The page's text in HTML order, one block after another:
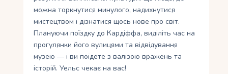
можна торкнутися минулого, надихнутися
мистецтвом і дізнатися щось нове про світ.
Плануючи поїздку до Кардіффа, виділіть час на
прогулянки його вулицями та відвідування
музею — і ви поїдете з валізою вражень та
історій. Уельс чекає на вас!